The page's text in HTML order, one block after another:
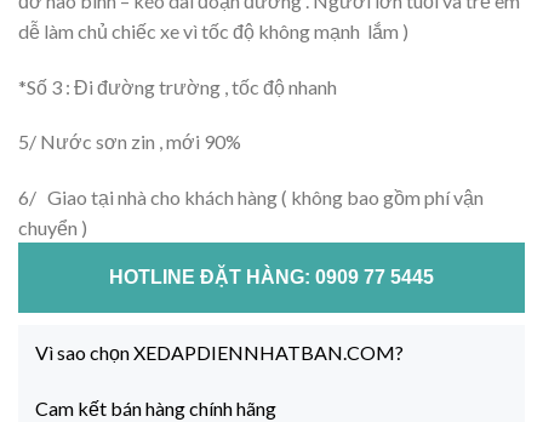
dễ làm chủ chiếc xe vì tốc độ không mạnh lắm )
*Số 3 : Đi đường trường , tốc độ nhanh
5/ Nước sơn zin , mới 90%
6/ Giao tại nhà cho khách hàng ( không bao gồm phí vận
chuyển )
HOTLINE ĐẶT HÀNG: 0909 77 5445
Vì sao chọn XEDAPDIENNHATBAN.COM?
Cam kết bán hàng chính hãng